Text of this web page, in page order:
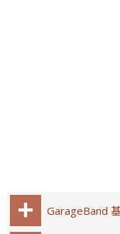
GarageBand